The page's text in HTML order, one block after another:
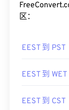
区：
EEST 到 PST
EEST 到 WET
EEST 到 CST